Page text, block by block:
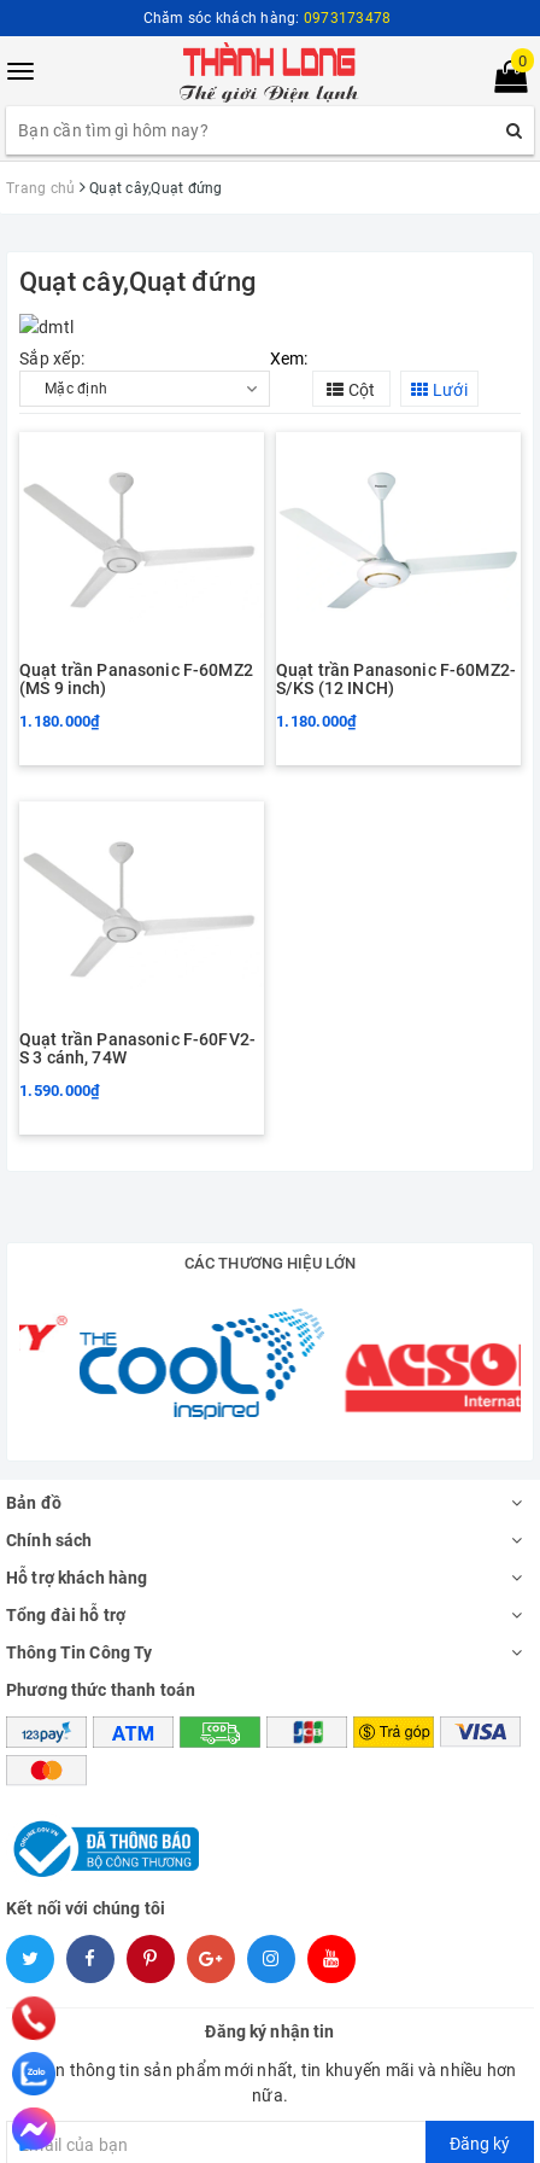
Chăm sóc khách hàng: 0973173478
Toggle
0
Trang chủ Quạt cây,Quạt đứng
Quạt cây,Quạt đứng
Sắp xếp:
Xem:
Cột
Lưới
Quạt trần Panasonic F-60MZ2
(MS 9 inch)
1.180.000₫
Quạt trần Panasonic F-60MZ2-
S/KS (12 INCH)
1.180.000₫
Quạt trần Panasonic F-60FV2-
S 3 cánh, 74W
1.590.000₫
CÁC THƯƠNG HIỆU LỚN
Bản đồ
Chính sách
Hỗ trợ khách hàng
Tổng đài hỗ trợ
Thông Tin Công Ty
Phương thức thanh toán
Kết nối với chúng tôi
Đăng ký nhận tin
Nhận thông tin sản phẩm mới nhất, tin khuyến mãi và nhiều hơn
nữa.
Đăng ký